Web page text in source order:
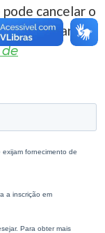
cancelar o
Para